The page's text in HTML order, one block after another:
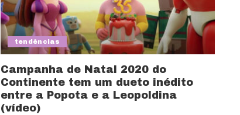
tendências
Campanha de Natal 2020 do
Continente tem um dueto inédito
entre a Popota e a Leopoldina
(vídeo)